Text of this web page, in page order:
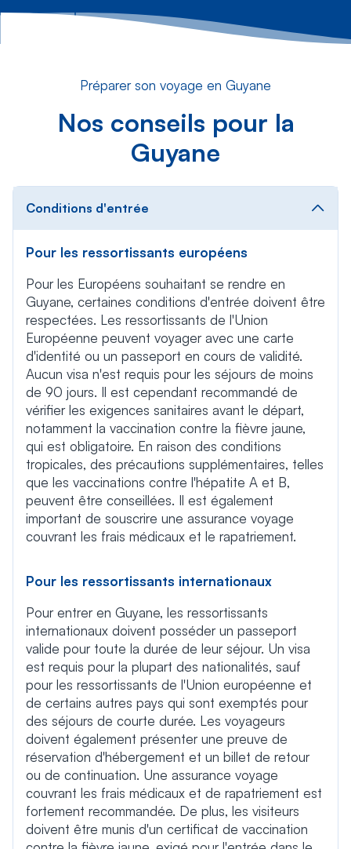
Préparer son voyage en Guyane
Nos conseils pour la
Guyane
Conditions d'entrée
Pour les ressortissants européens
Pour les Européens souhaitant se rendre en
Guyane, certaines conditions d'entrée doivent être
respectées. Les ressortissants de l'Union
Européenne peuvent voyager avec une carte
d'identité ou un passeport en cours de validité.
Aucun visa n'est requis pour les séjours de moins
de 90 jours. Il est cependant recommandé de
vérifier les exigences sanitaires avant le départ,
notamment la vaccination contre la fièvre jaune,
qui est obligatoire. En raison des conditions
tropicales, des précautions supplémentaires, telles
que les vaccinations contre l'hépatite A et B,
peuvent être conseillées. Il est également
important de souscrire une assurance voyage
couvrant les frais médicaux et le rapatriement.
Pour les ressortissants internationaux
Pour entrer en Guyane, les ressortissants
internationaux doivent posséder un passeport
valide pour toute la durée de leur séjour. Un visa
est requis pour la plupart des nationalités, sauf
pour les ressortissants de l'Union européenne et
de certains autres pays qui sont exemptés pour
des séjours de courte durée. Les voyageurs
doivent également présenter une preuve de
réservation d'hébergement et un billet de retour
ou de continuation. Une assurance voyage
couvrant les frais médicaux et de rapatriement est
fortement recommandée. De plus, les visiteurs
doivent être munis d'un certificat de vaccination